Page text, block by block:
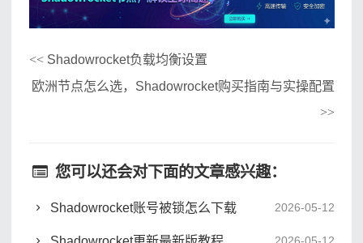
<<Shadowrocket负载均衡设置
欧洲节点怎么选，Shadowrocket购买指南与实操配置
>>
您可以还会对下面的文章感兴趣：
Shadowrocket账号被锁怎么下载 2026-05-12
2026-05-12